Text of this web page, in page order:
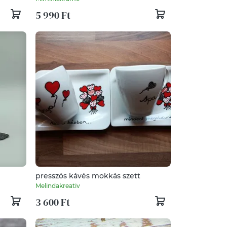
5 990 Ft
presszós kávés mokkás szett
Melindakreativ
3 600 Ft